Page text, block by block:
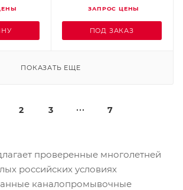
ЗАПРОС ЦЕНЫ
ПОД ЗАКАЗ
ПОКАЗАТЬ ЕЩЕ
2 3 7
проверенные многолетней
российских условиях
каналопромывочные